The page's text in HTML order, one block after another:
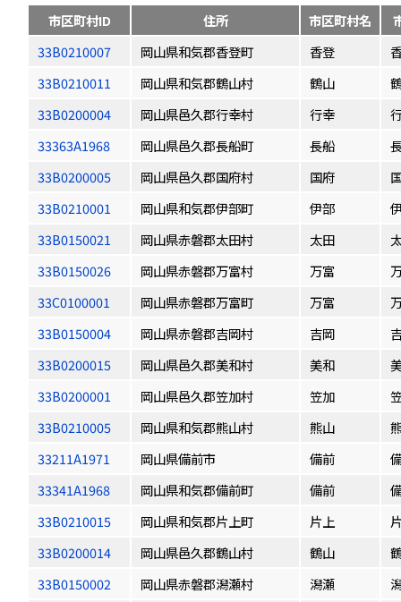
市区町村ID 住所 市区町村名
33B0210007
岡山県和気郡香登町 香登
33B0210011
岡山県和気郡鶴山村 鶴山
33B0200004
岡山県邑久郡行幸村 行幸
33363A1968
岡山県邑久郡長船町 長船
33B0200005
岡山県邑久郡国府村 国府
33B0210001
岡山県和気郡伊部町 伊部
33B0150021
岡山県赤磐郡太田村 太田
33B0150026
岡山県赤磐郡万富村 万富
33C0100001
岡山県赤磐郡万富町 万富
33B0150004
岡山県赤磐郡吉岡村 吉岡
33B0200015
岡山県邑久郡美和村 美和
33B0200001
岡山県邑久郡笠加村 笠加
33B0210005
岡山県和気郡熊山村 熊山
33211A1971
岡山県備前市 備前
33341A1968
岡山県和気郡備前町 備前
33B0210015
岡山県和気郡片上町 片上
33B0200014
岡山県邑久郡鶴山村 鶴山
33B0150002
岡山県赤磐郡潟瀬村 潟瀬